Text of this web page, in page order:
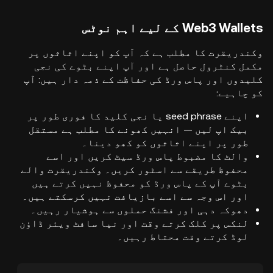
Web3 Wallets کے لیے اہم نوٹس
وکندریقرت کا مطلب ہے کہ آپ کو اپنے اثاثوں پر
مکمل کنٹرول حاصل ہے اور آپ اپنے بٹوے کی نجی
کلیدوں اور پاس ورڈ کی حفاظت کے ذمہ دار ہیں: آپ
کو چاہیے:
اپنے seed phrase یا نجی کلید کا فوری طور پر
بیک اپ لیں — انہیں کھونے کا مطلب ہے مستقل
طور پر اپنے اثاثوں کو کھو دینا۔
والٹ کا مضبوط پاس ورڈ سیٹ کریں اور اسے
محفوظ طریقے سے اسٹور کریں۔ وکندریقرت والے
بٹوے آپ کے پاس ورڈ کو محفوظ نہیں کرتے ہیں
اور اس وجہ سے اسے بازیافت نہیں کرسکتے ہیں۔
دھوکہ دہی اور فشنگ حملوں سے ہوشیار رہیں۔
لنکس پر کلک کرتے وقت اور نیا سافٹ ویئر ڈاؤن
لوڈ کرتے وقت محتاط رہیں۔